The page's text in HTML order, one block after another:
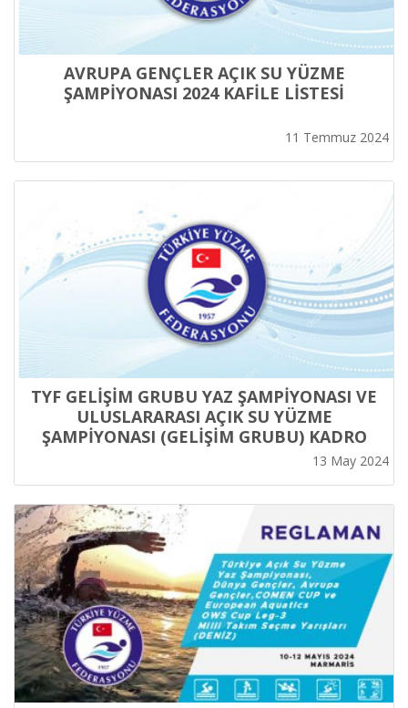
AVRUPA GENÇLER AÇIK SU YÜZME
ŞAMPİYONASI 2024 KAFİLE LİSTESİ
11 Temmuz 2024
TYF GELİŞİM GRUBU YAZ ŞAMPİYONASI VE
ULUSLARARASI AÇIK SU YÜZME
ŞAMPİYONASI (GELİŞİM GRUBU) KADRO
BELİRLEME YARIŞLARI (DENİZ)13 May 2024